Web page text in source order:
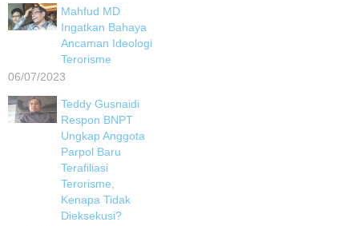
Mahfud MD
Ingatkan Bahaya
Ancaman Ideologi
Terorisme
06/07/2023
Teddy Gusnaidi
Respon BNPT
Ungkap Anggota
Parpol Baru
Terafiliasi
Terorisme,
Kenapa Tidak
Dieksekusi?